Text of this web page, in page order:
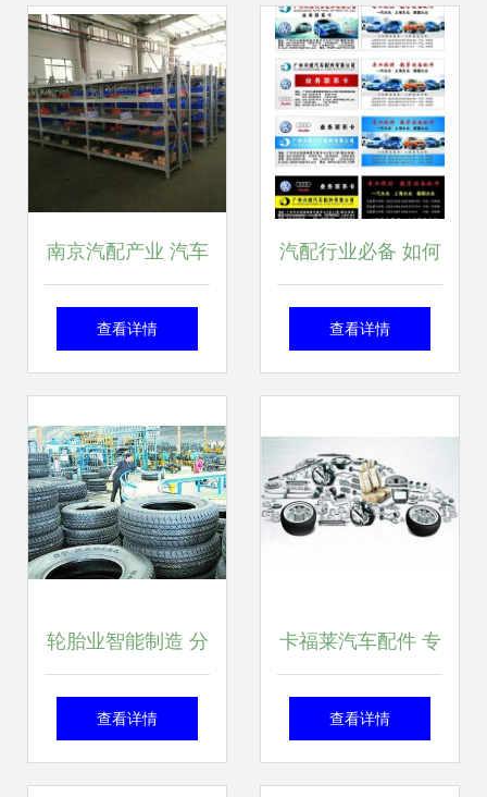
驾风格
南京汽配产业 汽车
内饰件的创新与升
查看详情
汽配行业必备 如何
免费下载高质量汽
查看详情
轮胎业智能制造 分
步实施，迈向未来
查看详情
卡福莱汽车配件 专
业品质，为您的爱
查看详情